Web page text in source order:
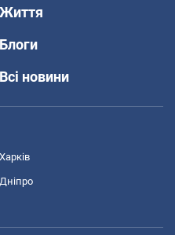
Життя
Блоги
Всі новини
Харків
Дніпро